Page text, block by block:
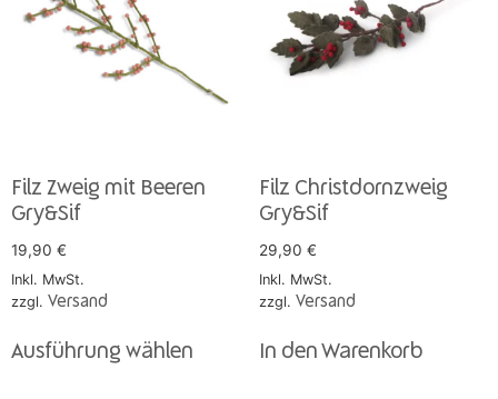
Filz Zweig mit Beeren
Gry&Sif
19,90 €
Inkl. MwSt.
zzgl. Versand
Ausführung wählen
Filz Christdornzweig
Gry&Sif
29,90 €
Inkl. MwSt.
zzgl. Versand
In den Warenkorb